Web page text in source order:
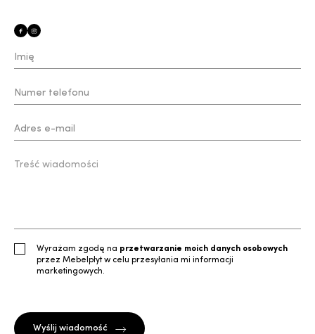
Wyrażam zgodę na przetwarzanie moich danych osobowych
przez Mebelpłyt w celu przesyłania mi informacji
marketingowych.